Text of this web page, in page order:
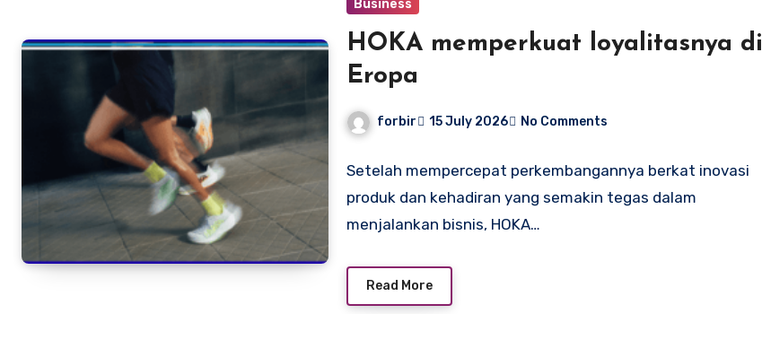
Business
HOKA memperkuat loyalitasnya di
Eropa
forbir 15 July 2026 No Comments
Setelah mempercepat perkembangannya berkat inovasi
produk dan kehadiran yang semakin tegas dalam
menjalankan bisnis, HOKA…
Read More